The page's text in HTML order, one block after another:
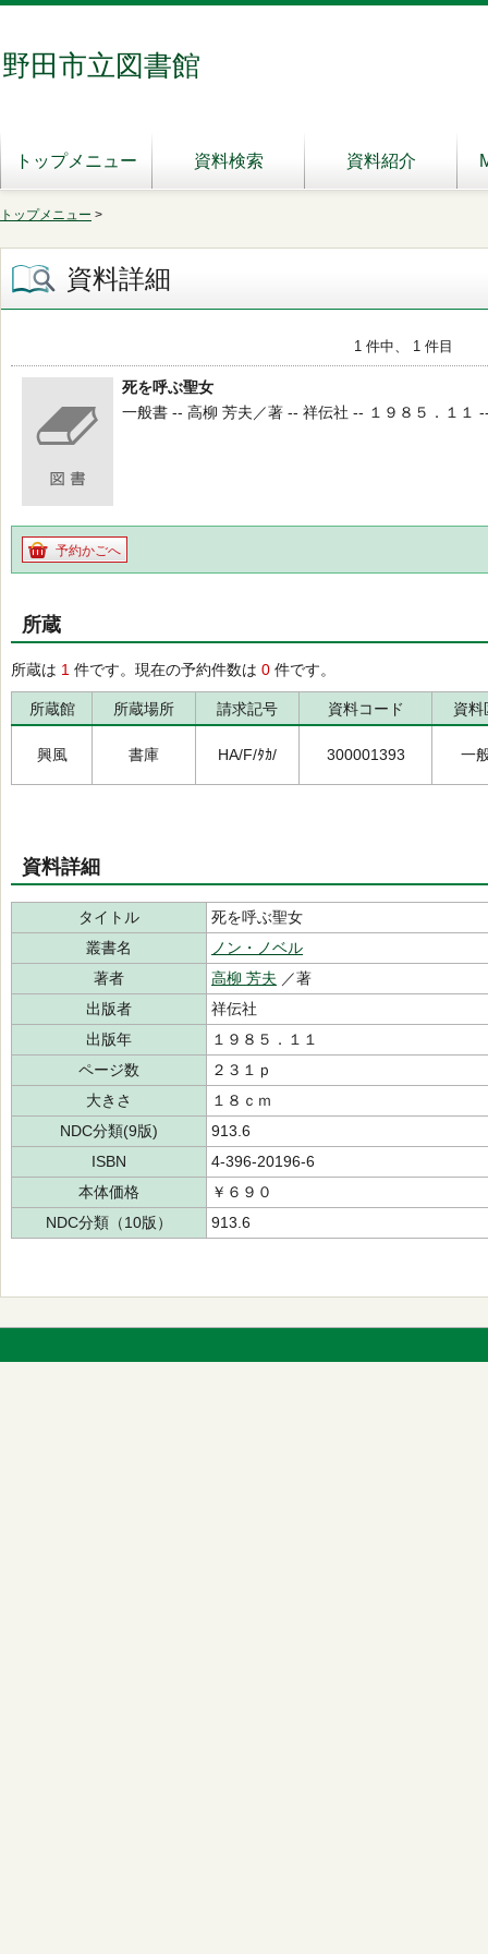
野田市立図書館
トップメニュー 資料検索 資料紹介
トップメニュー >
資料詳細
1 件中、 1 件目
死を呼ぶ聖女
一般書 -- 高柳 芳夫／著 -- 祥伝社 -- １９８５．１１
予約かごへ
所蔵
所蔵は 1 件です。現在の予約件数は 0 件です。
所蔵館 所蔵場所 請求記号 資料コード 資料
興風 書庫 HA/F/ﾀｶ/ 300001393 一
資料詳細
タイトル
死を呼ぶ聖女
叢書名
ノン・ノベル
著者
高柳 芳夫 ／著
出版者
祥伝社
出版年
１９８５．１１
ページ数
２３１ｐ
大きさ
１８ｃｍ
NDC分類(9版)
913.6
ISBN
4-396-20196-6
本体価格
￥６９０
NDC分類（10版）
913.6